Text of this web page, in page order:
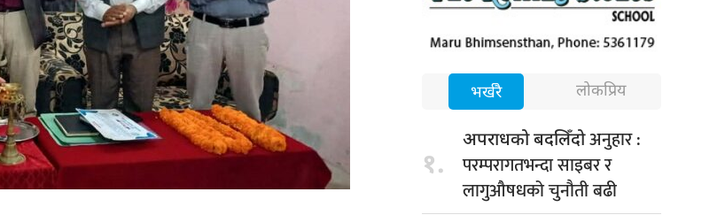
भर्खरै लोकप्रिय
१.
अपराधको बदलिँदोअनुहार :
परम्परागतभन्दा साइबर र
लागुऔषधको चुनौती बढी